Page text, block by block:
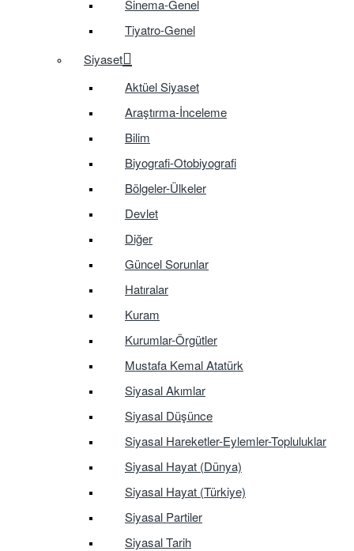
Sinema-Genel
Tiyatro-Genel
Siyaset
Aktüel Siyaset
Araştırma-İnceleme
Bilim
Biyografi-Otobiyografi
Bölgeler-Ülkeler
Devlet
Diğer
Güncel Sorunlar
Hatıralar
Kuram
Kurumlar-Örgütler
Mustafa Kemal Atatürk
Siyasal Akımlar
Siyasal Düşünce
Siyasal Hareketler-Eylemler-Topluluklar
Siyasal Hayat (Dünya)
Siyasal Hayat (Türkiye)
Siyasal Partiler
Siyasal Tarih